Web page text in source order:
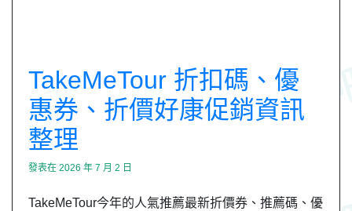
TakeMeTour 折扣碼、優
惠券、折價好康促銷資訊
整理
發表在 2026 年 7 月 2 日
TakeMeTour今年的人氣推薦最新折價券、推薦碼、優